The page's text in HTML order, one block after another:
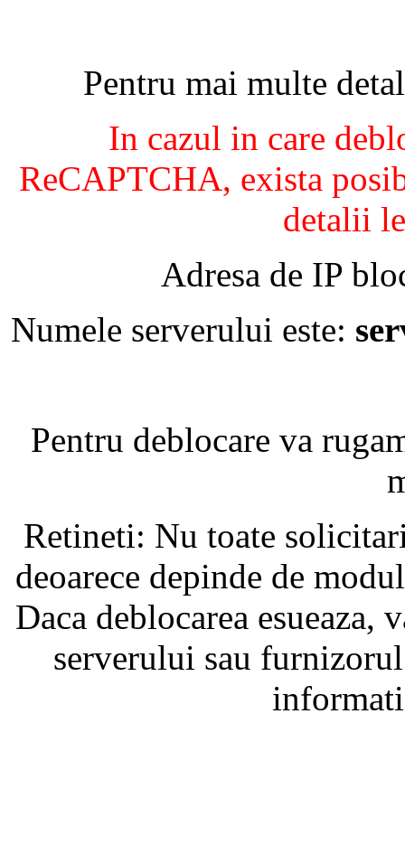
Pentru mai multe
In cazul in care
ReCAPTCHA, exista
detalii
Adresa de IP
Numele serverului este:
Pentru deblocare va
Retineti: Nu toate
deoarece depinde de
Daca deblocarea
serverului sau